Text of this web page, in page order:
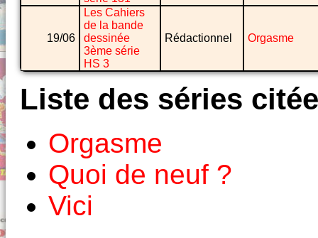
19/06
Les Cahiers
de la bande
dessinée
3ème série
HS 3
Rédactionnel Orgasme
Liste des séries
Orgasme
Quoi de neuf ?
Vici